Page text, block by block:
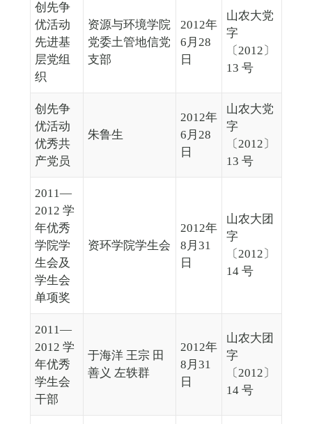
创先争
优活动
先进基
层党组
织
资源与环境学院
党委土管地信党
支部
2012年
6月28
日
山农大党
字
〔2012〕
13 号
创先争
优活动
优秀共
产党员
朱鲁生
2012年
6月28
日
山农大党
字
〔2012〕
13 号
2011—
2012 学
年优秀
学院学
生会及
学生会
单项奖
资环学院学生会
2012年
8月31
日
山农大团
字
〔2012〕
14 号
2011—
2012 学
年优秀
学生会
干部
于海洋 王宗 田
善义 左轶群
2012年
8月31
日
山农大团
字
〔2012〕
14 号